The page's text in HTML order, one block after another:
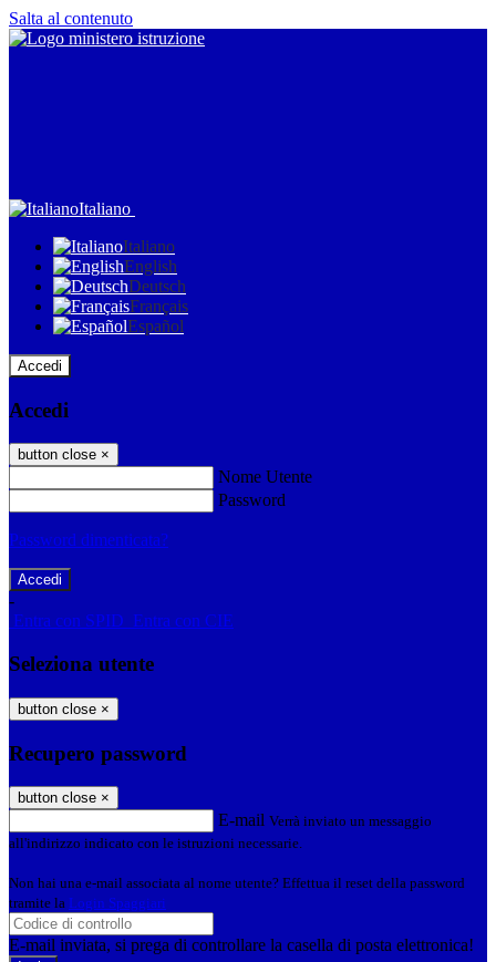
Salta al contenuto
Italiano
Italiano
English
Deutsch
Français
Español
Accedi
Accedi
button close ×
Nome Utente
Password
Password dimenticata?
-
Entra con SPID Entra con CIE
Seleziona utente
button close ×
Recupero password
button close ×
E-mail Verrà inviato un messaggio
all'indirizzo indicato con le istruzioni necessarie.
Non hai una e-mail associata al nome utente? Effettua il reset della password
tramite la Login Spaggiari
E-mail inviata, si prega di controllare la casella di posta elettronica!